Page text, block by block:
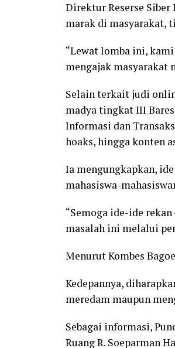
Direktur Reserse
marak di masyarakat,
“Lewat lomba ini,
mengajak masyarakat
Selain terkait judi
madya tingkat III
Informasi dan
hoaks, hingga konten
Ia mengungkapkan,
mahasiswa-
“Semoga ide-ide
masalah ini melalui
Menurut Kombes
Kedepannya,
meredam maupun
Sebagai informasi,
Ruang R. Soeparman